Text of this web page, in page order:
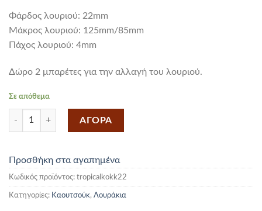
Φάρδος λουριού: 22mm
Mάκρος λουριού: 125mm/85mm
Πάχος λουριού: 4mm
Δώρο 2 μπαρέτες για την αλλαγή του λουριού.
Σε απόθεμα
Λουρί Από Καουτσούκ Κόκκινο 22mm ποσότητα
ΑΓΟΡΑ
Προσθήκη στα αγαπημένα
Κωδικός προϊόντος: tropicalkokk22
Κατηγορίες: Καουτσούκ, Λουράκια